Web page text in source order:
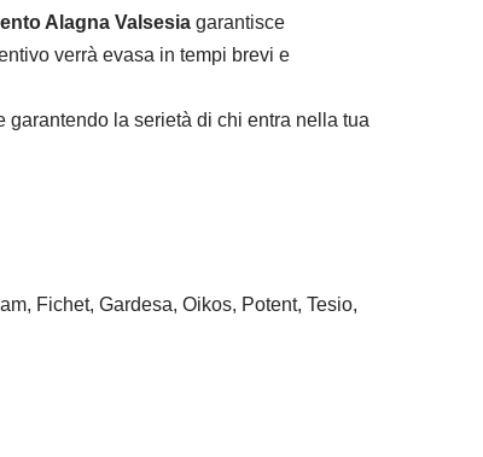
Alagna Valsesia garantisce
verrà evasa in tempi brevi e
la serietà di chi entra nella tua
Fichet, Gardesa, Oikos, Potent, Tesio,